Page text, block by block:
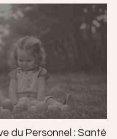
du Personnel : Santé